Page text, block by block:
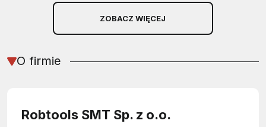
ZOBACZ WIĘCEJ
O firmie
Robtools SMT Sp. z o.o.